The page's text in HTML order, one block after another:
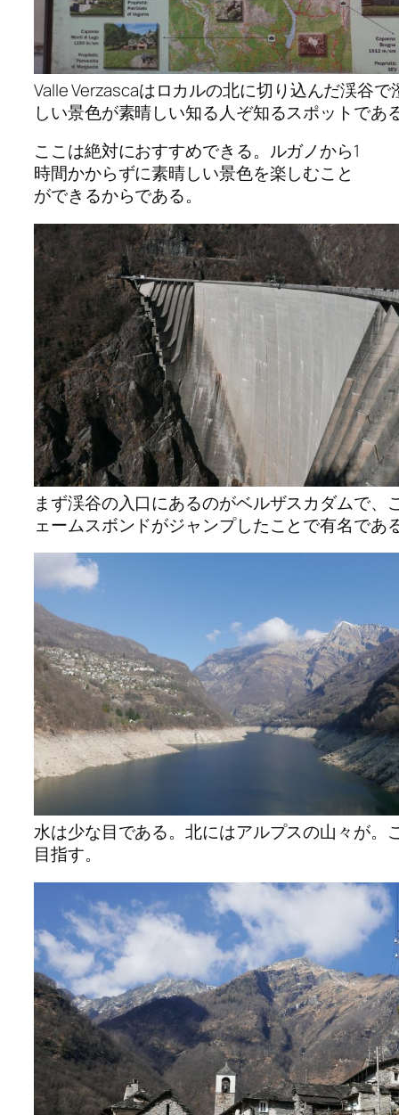
Valle Verzascaはロカルの北に切り込んだ渓谷で
しい景色が素晴しい知る人ぞ知るスポットであ
ここは絶対におすすめできる。ルガノから1
時間かからずに素晴しい景色を楽しむこと
ができるからである。
まず渓谷の入口にあるのがベルザスカダムで、
ェームスボンドがジャンプしたことで有名であ
水は少な目である。北にはアルプスの山々が。
目指す。